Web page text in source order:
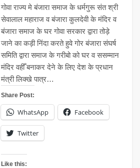
गोवा राज्य मे बंजारा समाज के धर्मगुरू संत श्री
सेवालाल महाराज व बंजारा कुलदेवी के मंदिर व
बंजारा समाज के घर गोवा सरकार द्वारा तोड़े
जाने का कड़ी निंदा करते हुवे गोर बंजारा संघर्ष
समिति द्वारा समाज के गरीबो को घर व ससम्मान
मंदिर वहीँ बनाकर देने के लिए देश के प्रधान
मंत्री लिक्खे पात्र…
Share Post:
WhatsApp Facebook
Twitter
Like this: